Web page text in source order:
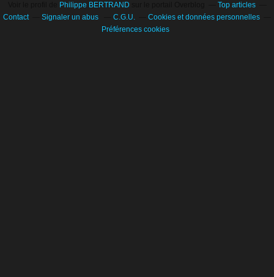
Philippe BERTRAND
Top articles
Contact
Signaler un abus C.G.U.
Cookies et données personnelles
Préférences cookies